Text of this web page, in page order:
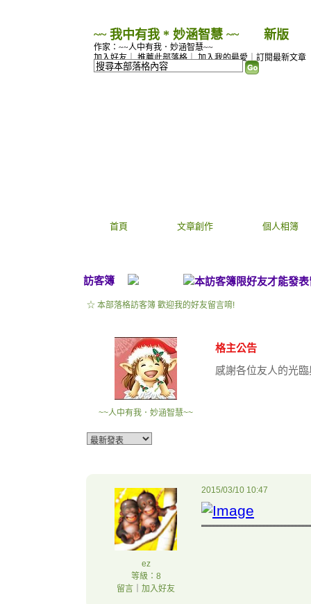
~~ 我中有我 * 妙涵智慧 ~~（ 新版
首頁 文章創作 個人相簿
加入好友｜推薦此部落格｜加入我的最愛 訂閱最新文章
作家：~~人中有我．妙涵智慧~~
訪客簿
☆ 本部落格訪客簿 歡迎我的好友留言唷!
~~人中有我．妙涵智慧~~
格主公告
感謝各位友人的光
ez
等級：8
留言
加入好友
2015/03/10 10:47